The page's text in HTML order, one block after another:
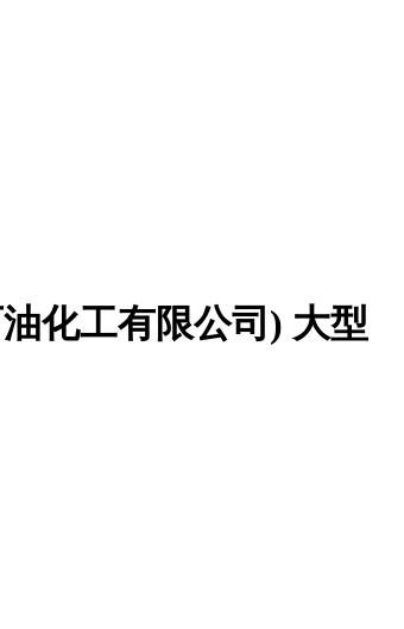
化工有限公司) 大型